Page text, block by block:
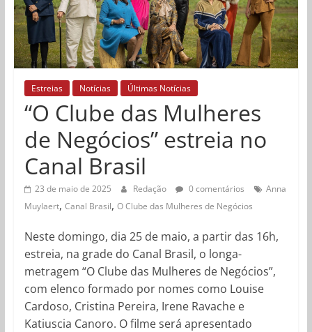
Estreias Notícias Últimas Notícias
“O Clube das Mulheres
de Negócios” estreia no
Canal Brasil
23 de maio de 2025 Redação 0 comentários
Anna
Muylaert, Canal Brasil, O Clube das Mulheres de Negócios
Neste domingo, dia 25 de maio, a partir das 16h,
estreia, na grade do Canal Brasil, o longa-
metragem “O Clube das Mulheres de Negócios”,
com elenco formado por nomes como Louise
Cardoso, Cristina Pereira, Irene Ravache e
Katiuscia Canoro. O filme será apresentado